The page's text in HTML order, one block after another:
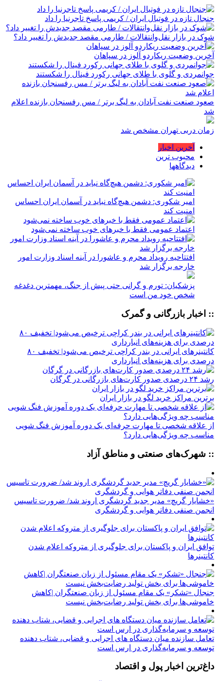
جنجال تازه در فوتبال ایران / کریمی پاسخ تاجرنیا را داد
شوک در بازار نقل‌وانتقالات / طارمی مقصد جدیدش را تغییر داد؟
آخرین وضعیت ریکاردو آلوز در سپاهان
جوانمردی و گلوی با طلای جهانی رکورد فینال را شکستند
صعود صنعت نفت آبادان به لیگ برتر / مس رفسنجان بازنده اعلام
شد
زمان دربی تهران مشخص شد
آخرین اخبار
محبوب ترین
دیدگاهها
امیر شکوری: دشمن هیچ‌گاه نباید در آسمان ایران احساس
امنیت کند
اعتماد عمومی فقط با خبرهای خوب ساخته نمی‌شود
افتتاحیه رویداد محرم و عاشورا در آینه اسناد وزارت امور
خارجه برگزار شد
پزشکیان: تورم و گرانی حتی پیش از جنگ، مهمترین دغدغه
شخص خود من است
:: اخبار بازرگانی و گمرک
کانتینرهای ایرانی در بندر کراچی ترخیص می‌شود| تخفیف ۸۰
درصدی برای هزینه‌های انبارداری
رشد ۲۴ درصدی صدور کارت‌های بازرگانی در گرگان
برترین مراکز خرید لگو در بازار ایران
از علاقه شخصی تا مهارت حرفه‌ای یک دوره آموزش فنگ شویی
مناسب چه ویژگی‌هایی دارد؟
:: شهرک‌های صنعتی و مناطق آزاد
«خشایار گریچ» مدیر جدید گردشگری اروند شد/ ضرورت تاسیس
انجمن صنفی دفاتر هوایی و گردشگری
توافق ایران و پاکستان برای جلوگیری از متروکه اعلام شدن
کانتینرها
جنجال «تشکر» یک مقام مسئول از زبان صنعتگران |کاهش
خاموشی‌ها برای بخش تولید رضایت‌بخش نیست
تعامل سازنده میان دستگاه‌ های اجرایی و قضایی، شتاب‌ دهنده
توسعه و سرمایه‌گذاری در ارس است
داغ‌ترین اخبار پول و اقتصاد